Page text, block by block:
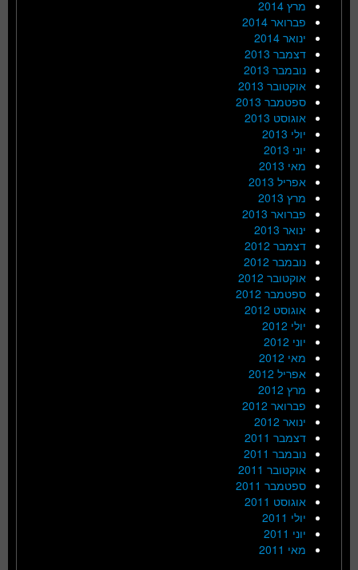
מרץ 2014
פברואר 2014
ינואר 2014
דצמבר 2013
נובמבר 2013
אוקטובר 2013
ספטמבר 2013
אוגוסט 2013
יולי 2013
יוני 2013
מאי 2013
אפריל 2013
מרץ 2013
פברואר 2013
ינואר 2013
דצמבר 2012
נובמבר 2012
אוקטובר 2012
ספטמבר 2012
אוגוסט 2012
יולי 2012
יוני 2012
מאי 2012
אפריל 2012
מרץ 2012
פברואר 2012
ינואר 2012
דצמבר 2011
נובמבר 2011
אוקטובר 2011
ספטמבר 2011
אוגוסט 2011
יולי 2011
יוני 2011
מאי 2011